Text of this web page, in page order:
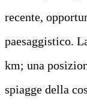
recente,
paesaggistico.
km; una
spiagge della